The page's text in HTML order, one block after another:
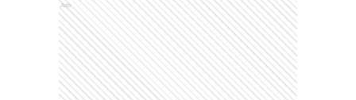
Ads